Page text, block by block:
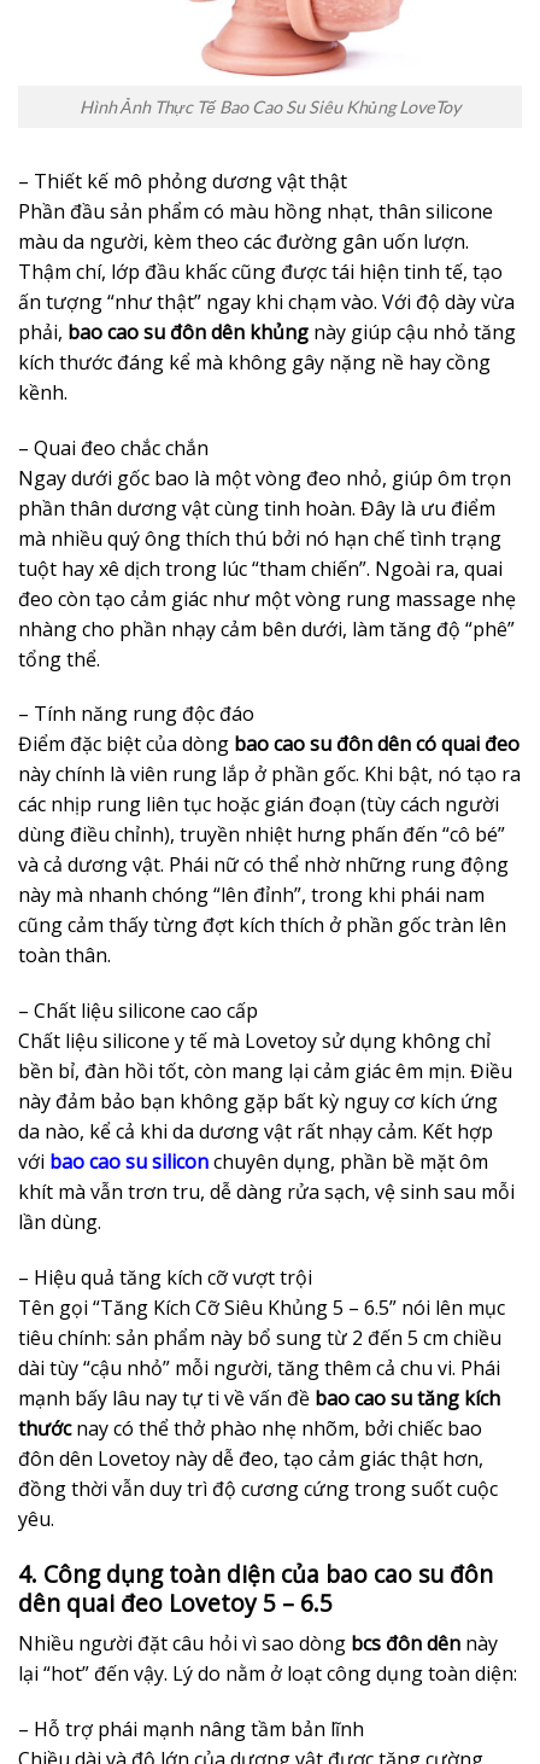
Hình Ảnh Thực Tế Bao Cao Su Siêu Khủng LoveToy
– Thiết kế mô phỏng dương vật thật
Phần đầu sản phẩm có màu hồng nhạt, thân silicone
màu da người, kèm theo các đường gân uốn lượn.
Thậm chí, lớp đầu khấc cũng được tái hiện tinh tế, tạo
ấn tượng “như thật” ngay khi chạm vào. Với độ dày vừa
phải, bao cao su đôn dên khủng này giúp cậu nhỏ tăng
kích thước đáng kể mà không gây nặng nề hay cồng
kềnh.
– Quai đeo chắc chắn
Ngay dưới gốc bao là một vòng đeo nhỏ, giúp ôm trọn
phần thân dương vật cùng tinh hoàn. Đây là ưu điểm
mà nhiều quý ông thích thú bởi nó hạn chế tình trạng
tuột hay xê dịch trong lúc “tham chiến”. Ngoài ra, quai
đeo còn tạo cảm giác như một vòng rung massage nhẹ
nhàng cho phần nhạy cảm bên dưới, làm tăng độ “phê”
tổng thể.
– Tính năng rung độc đáo
Điểm đặc biệt của dòng bao cao su đôn dên có quai đeo
này chính là viên rung lắp ở phần gốc. Khi bật, nó tạo ra
các nhịp rung liên tục hoặc gián đoạn (tùy cách người
dùng điều chỉnh), truyền nhiệt hưng phấn đến “cô bé”
và cả dương vật. Phái nữ có thể nhờ những rung động
này mà nhanh chóng “lên đỉnh”, trong khi phái nam
cũng cảm thấy từng đợt kích thích ở phần gốc tràn lên
toàn thân.
– Chất liệu silicone cao cấp
Chất liệu silicone y tế mà Lovetoy sử dụng không chỉ
bền bỉ, đàn hồi tốt, còn mang lại cảm giác êm mịn. Điều
này đảm bảo bạn không gặp bất kỳ nguy cơ kích ứng
da nào, kể cả khi da dương vật rất nhạy cảm. Kết hợp
với bao cao su siliconchuyên dụng, phần bề mặt ôm
khít mà vẫn trơn tru, dễ dàng rửa sạch, vệ sinh sau mỗi
lần dùng.
– Hiệu quả tăng kích cỡ vượt trội
Tên gọi “Tăng Kích Cỡ Siêu Khủng 5 – 6.5” nói lên mục
tiêu chính: sản phẩm này bổ sung từ 2 đến 5 cm chiều
dài tùy “cậu nhỏ” mỗi người, tăng thêm cả chu vi. Phái
mạnh bấy lâu nay tự ti về vấn đề bao cao su tăng kích
thướcnay có thể thở phào nhẹ nhõm, bởi chiếc bao
đôn dên Lovetoy này dễ đeo, tạo cảm giác thật hơn,
đồng thời vẫn duy trì độ cương cứng trong suốt cuộc
yêu.
4. Công dụng toàn diện của bao cao su đôn
dên quai đeo Lovetoy 5 – 6.5
Nhiều người đặt câu hỏi vì sao dòng bcs đôn dên này
lại “hot” đến vậy. Lý do nằm ở loạt công dụng toàn diện:
– Hỗ trợ phái mạnh nâng tầm bản lĩnh